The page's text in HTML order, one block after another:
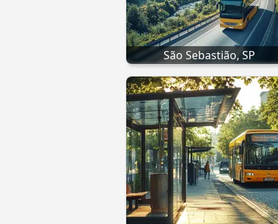
São Sebastião, SP